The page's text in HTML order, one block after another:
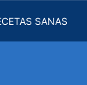
SANAS